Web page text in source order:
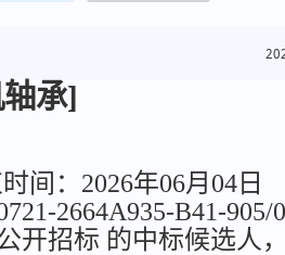
承]
间：2026年06月04日
2664A935-B41-905/
开招标 的中标候选人